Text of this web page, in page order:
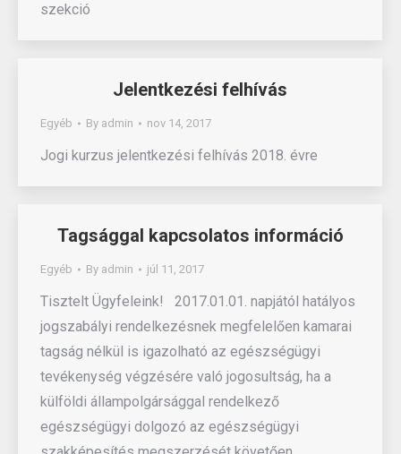
szekció
Jelentkezési felhívás
Egyéb By admin nov 14, 2017
Jogi kurzus jelentkezési felhívás 2018. évre
Tagsággal kapcsolatos információ
Egyéb By admin júl 11, 2017
Tisztelt Ügyfeleink! 2017.01.01. napjától hatályos
jogszabályi rendelkezésnek megfelelően kamarai
tagság nélkül is igazolható az egészségügyi
tevékenység végzésére való jogosultság, ha a
külföldi állampolgársággal rendelkező
egészségügyi dolgozó az egészségügyi